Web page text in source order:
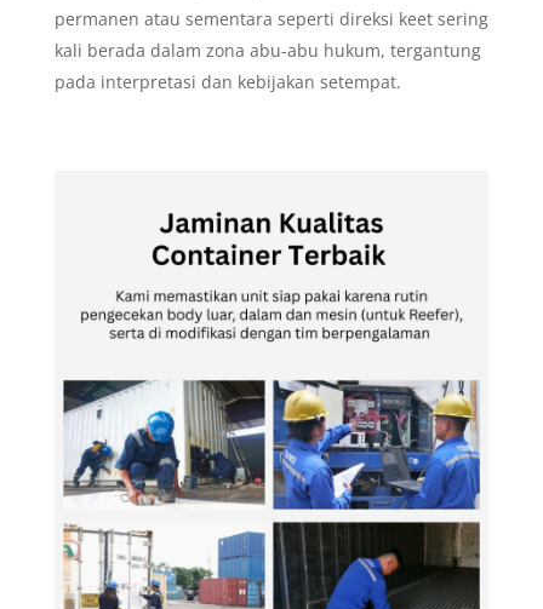
permanen atau sementara seperti direksi keet sering
kali berada dalam zona abu-abu hukum, tergantung
pada interpretasi dan kebijakan setempat.